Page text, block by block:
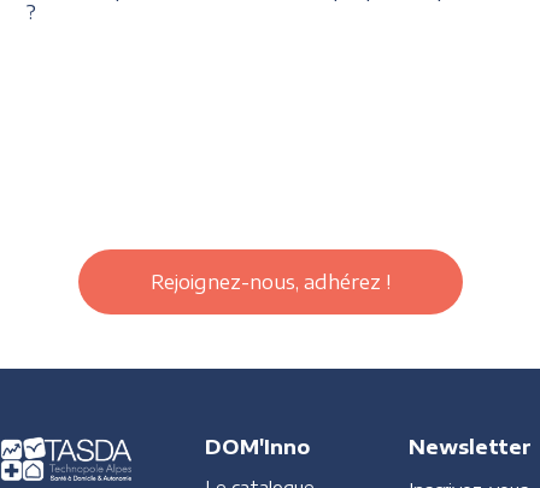
?
Rejoignez-nous, adhérez !
DOM'Inno Newsletter